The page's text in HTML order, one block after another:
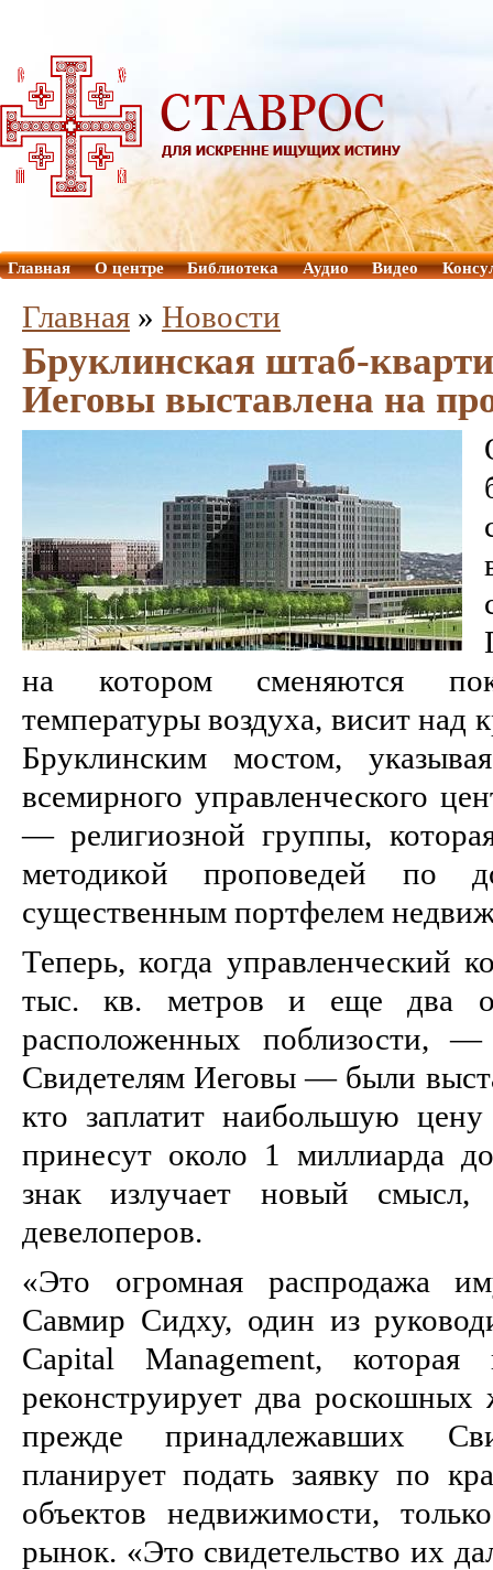
Главная О центре Библиотека Аудио Видео
Главная » Новости
Бруклинская штаб-
Иеговы выставлена на
на котором сменяются
температуры воздуха, висит над
Бруклинским мостом,
всемирного управленческого
— религиозной группы,
методикой проповедей по
существенным портфелем
Теперь, когда управленческий
тыс. кв. метров и еще два
расположенных поблизости,
Свидетелям Иеговы — были
кто заплатит наибольшую
принесут около 1 миллиарда
знак излучает новый
девелоперов.
«Это огромная распродажа
Савмир Сидху, один из
Capital Management,
реконструирует два
прежде принадлежавших
планирует подать заявку по
объектов недвижимости,
рынок. «Это свидетельство их